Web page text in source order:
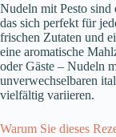
Nudeln mit Pesto sind
das sich perfekt für
frischen Zutaten und
eine aromatische
oder Gäste – Nudeln
unverwechselbaren
vielfältig variieren.
Warum Sie dieses